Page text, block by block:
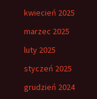
kwiecień 2025
marzec 2025
luty 2025
styczeń 2025
grudzień 2024